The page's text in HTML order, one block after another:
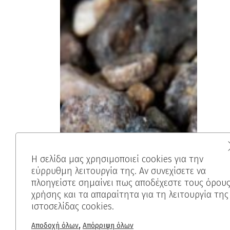
Η σελίδα μας χρησιμοποιεί cookies για την
εύρρυθμη λειτουργία της. Αν συνεχίσετε να
πλοηγείστε σημαίνει πως αποδέχεστε τους όρους
χρήσης και τα απαραίτητα για τη λειτουργία της
ιστοσελίδας cookies.
Αποδοχή όλων, Απόρριψη όλων